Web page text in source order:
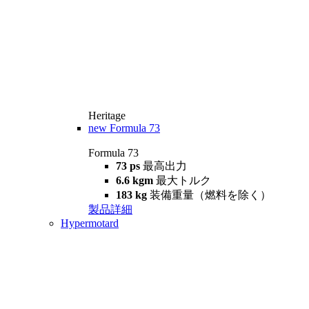
Heritage
new Formula 73
Formula 73
73 ps 最高出力
6.6 kgm 最大トルク
183 kg 装備重量（燃料を除く）
製品詳細
Hypermotard